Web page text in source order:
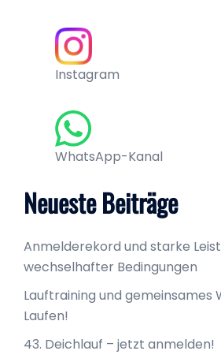
Instagram
WhatsApp-Kanal
Neueste Beiträge
Anmelderekord und starke
wechselhafter Bedingungen
Lauftraining und gemeinsames
Laufen!
43. Deichlauf – jetzt anmelden!